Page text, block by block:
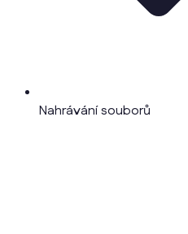
Nahrávání souborů